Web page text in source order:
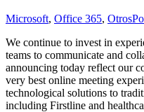
Microsoft, Office 365, Otros
We continue to invest in
teams to communicate and
announcing today reflect our
very best online meeting
technological solutions to
including Firstline and